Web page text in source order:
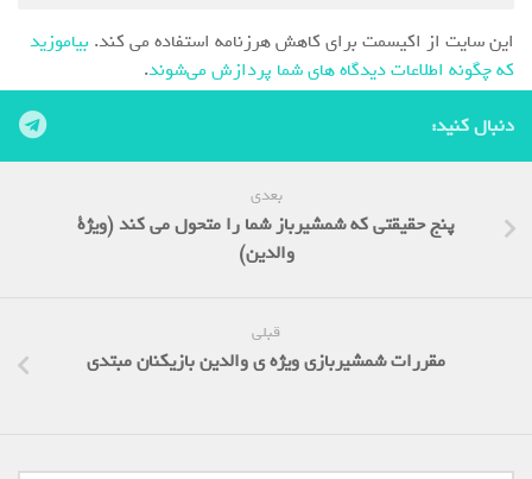
این سایت از اکیسمت برای کاهش هرزنامه استفاده می کند. بیاموزید
که چگونه اطلاعات دیدگاه های شما پردازش می‌شوند.
دنبال کنید:
بعدی
پنج حقیقتی که شمشیرباز شما را متحول می کند (ویژة
والدین)
قبلی
مقررات شمشیربازی ویژه ی والدین بازیکنان مبتدی